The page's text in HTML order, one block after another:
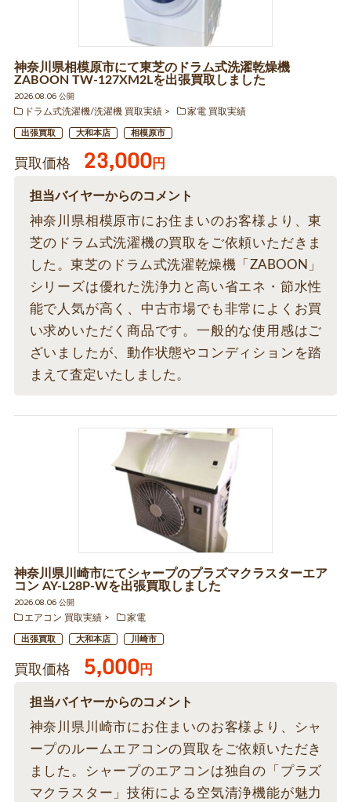
神奈川県相模原市にて東芝のドラム式洗濯乾燥機
ZABOON TW-127XM2Lを出張買取しました
2026.08.06 公開
ドラム式洗濯機/洗濯機 買取実績
家電 買取実績
出張買取 大和本店 相模原市
買取価格 23,000円
担当バイヤーからのコメント
神奈川県相模原市にお住まいのお客様より、東
芝のドラム式洗濯機の買取をご依頼いただきま
した。東芝のドラム式洗濯乾燥機「ZABOON」
シリーズは優れた洗浄力と高い省エネ・節水性
能で人気が高く、中古市場でも非常によくお買
い求めいただく商品です。一般的な使用感はご
ざいましたが、動作状態やコンディションを踏
まえて査定いたしました。
神奈川県川崎市にてシャープのプラズマクラスターエア
コン AY-L28P-Wを出張買取しました
2026.08.06 公開
エアコン 買取実績
家電
出張買取 大和本店 川崎市
買取価格 5,000円
担当バイヤーからのコメント
神奈川県川崎市にお住まいのお客様より、シャ
ープのルームエアコンの買取をご依頼いただき
ました。シャープのエアコンは独自の「プラズ
マクラスター」技術による空気清浄機能が魅力